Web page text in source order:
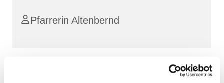
Pfarrerin Altenbernd